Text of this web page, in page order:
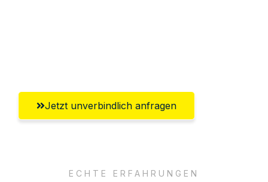
Jetzt unverbindlich anfragen
ECHTE ERFAHRUNGEN